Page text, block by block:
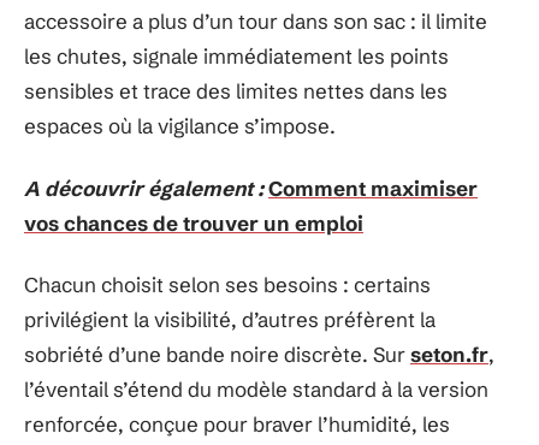
accessoire a plus d’un tour dans son sac : il limite
les chutes, signale immédiatement les points
sensibles et trace des limites nettes dans les
espaces où la vigilance s’impose.
A découvrir également :Comment maximiser
vos chances de trouver un emploi
Chacun choisit selon ses besoins : certains
privilégient la visibilité, d’autres préfèrent la
sobriété d’une bande noire discrète. Surseton.fr,
l’éventail s’étend du modèle standard à la version
renforcée, conçue pour braver l’humidité, les